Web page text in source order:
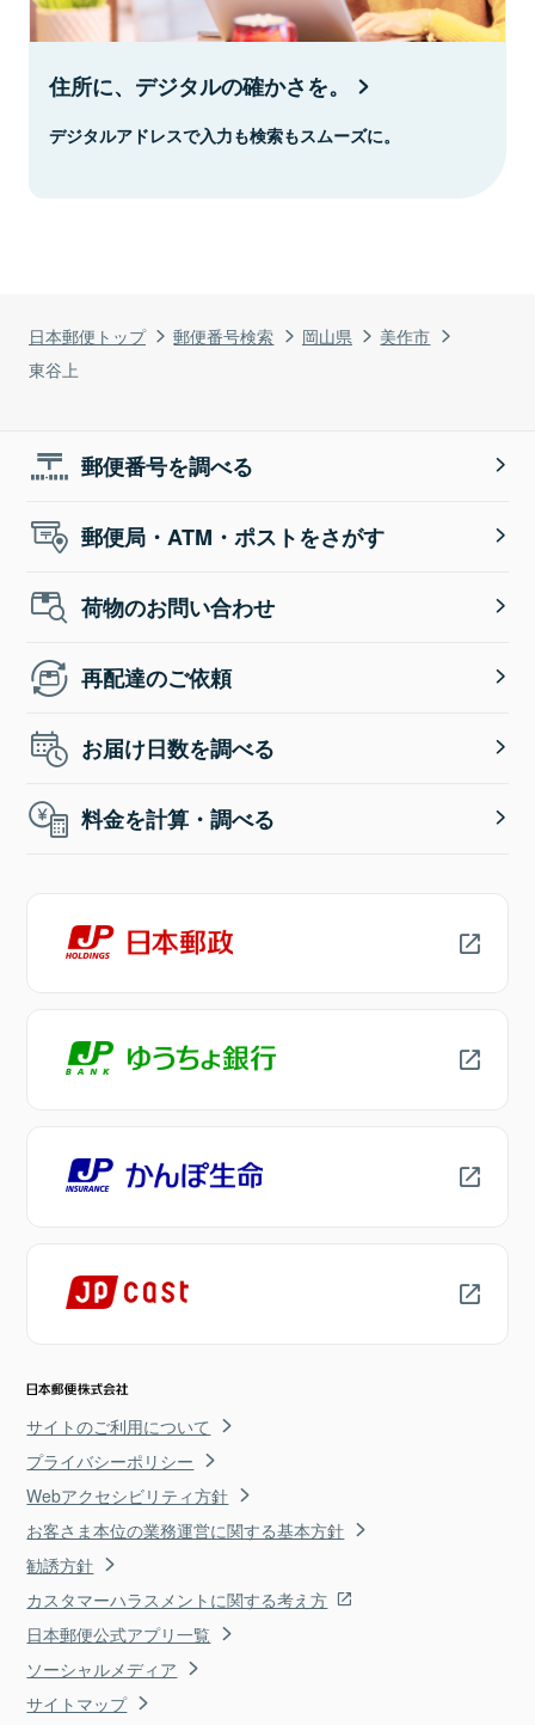
日本郵便トップ 郵便番号検索 岡山県
美作市
東谷上
住所に、デジタルの確かさを。
デジタルアドレスで入力も検索もスムーズに。
郵便番号を調べる
郵便局・ATM・ポストをさがす
荷物のお問い合わせ
再配達のご依頼
お届け日数を調べる
料金を計算・調べる
サイトのご利用について
プライバシーポリシー
Webアクセシビリティ方針
お客さま本位の業務運営に関する基本方針
勧誘方針
カスタマーハラスメントに関する考え方
日本郵便公式アプリ一覧
ソーシャルメディア
サイトマップ